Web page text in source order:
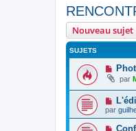
Nouveau sujet
SUJETS
par
par